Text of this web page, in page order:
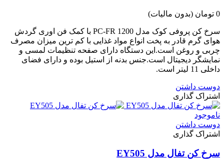
0 تومان (بدون مالیات)
سرخ کن پروفی کوک مدل PC-FR 1200 با کمک فن اوری گردش
هوای گرم قادر به پخت انواع مواد غذایی با کم ترین میزان مصرف
چربی و روغن است.این دستگاه دارای صفحه تنظیمات لمسی و
نمایشگر دیجیتال است.جنس بدنه از استیل بوده و دارای فضای
داخلی 11 لیتر است.
دوست داشتن
اشتراک گذاری
ناموجود
دوست داشتن
اشتراک گذاری
سرخ کن تفال مدل EY505